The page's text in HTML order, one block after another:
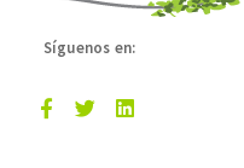
Síguenos en: